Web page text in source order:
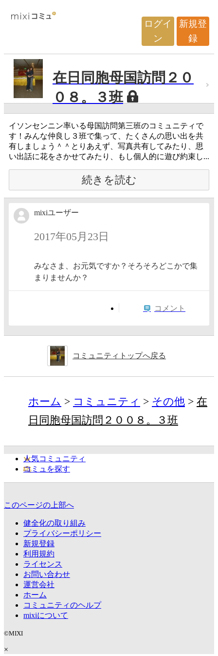
ログイ
ン
新規登
録
在日同胞母国訪問２０
０８。３班
イソンセンニン率いる母国訪問第三班のコミュニティで
す！みんな仲良し３班で集って、たくさんの思い出を共
有しましょう＾＾とりあえず、写真共有してみたり、思
い出話に花をさかせてみたり、もし個人的に遊び約束し...
続きを読む
mixiユーザー
2017年05月23日
みなさま、お元気ですか？そろそろどこかで集
まりませんか？
コメント
コミュニティトップへ戻る
ホーム コミュニティ その他
在
日同胞母国訪問２００８。３班
人気コミュニティ
コミュを探す
このページの上部へ
健全化の取り組み
プライバシーポリシー
新規登録
利用規約
ライセンス
お問い合わせ
運営会社
ホーム
コミュニティのヘルプ
mixiについて
©MIXI
×